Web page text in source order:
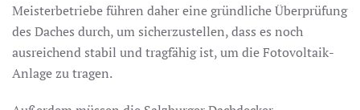
Meisterbetriebe führen daher eine gründliche Überprüfung
des Daches durch, um sicherzustellen, dass es noch
ausreichend stabil und tragfähig ist, um die Fotovoltaik-
Anlage zu tragen.